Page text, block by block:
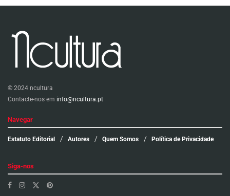
© 2024 ncultura
Contacte-nos em info@ncultura.pt
Navegar
Estatuto Editorial Autores Quem Somos Política de Privacidade
Siga-nos